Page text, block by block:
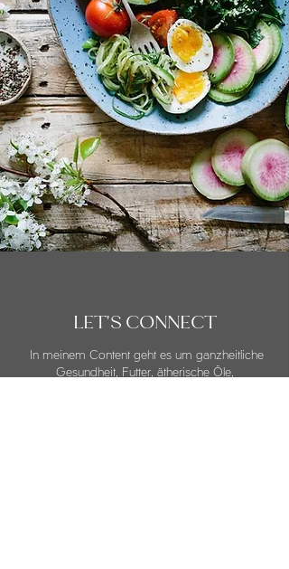
LET'S CONNECT
In meinem Content geht es um ganzheitliche
Gesundheit, Futter, ätherische Öle,